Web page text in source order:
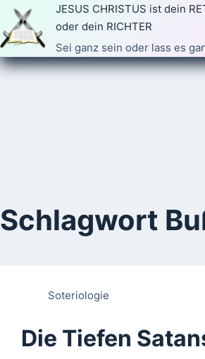
Zum
Inhalt
springen
JESUS CHRISTUS ist dein
oder dein RICHTER
Sei ganz sein oder lass es
Schlagwort
Soteriologie
Die Tiefen